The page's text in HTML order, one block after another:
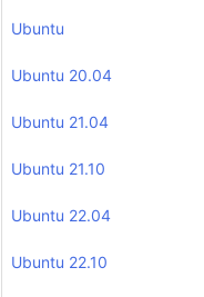
Ubuntu
Ubuntu 20.04
Ubuntu 21.04
Ubuntu 21.10
Ubuntu 22.04
Ubuntu 22.10